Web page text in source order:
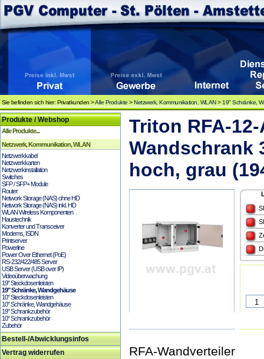
Sie befinden sich hier: Privatkunden >Alle Produkte >Netzwerk, Kommunikation, WLAN> 19" Schränke,
Produkte / Webshop
Alle Produkte...
Netzwerk, Kommunikation, WLAN
Netzwerkkabel
Netzwerkkarten
Netzwerkinstallation
Switches
SFP / SFP+ Module
Router
Network Storage (NAS) ohne HD
Network Storage (NAS) inkl. HD
WLAN Wireless Komponenten
Haustechnik
Konverter und Transceiver
Modems, ISDN
Printserver
Powerline
Power Over Ethernet (PoE)
RS-232/422/485 Server
USB Server (USB over IP)
Videoüberwachung
19" Steckdosenleisten
19" Schränke, Wandgehäuse
10" Steckdosenleisten
10" Schränke, Wandgehäuse
19" Schrankzubehör
10" Schrankzubehör
Zubehör
Bestell-/Abwicklungsinfos
Vertrag widerrufen
Triton RFA-
Wandschrank
hoch, grau
RFA-Wandverteiler